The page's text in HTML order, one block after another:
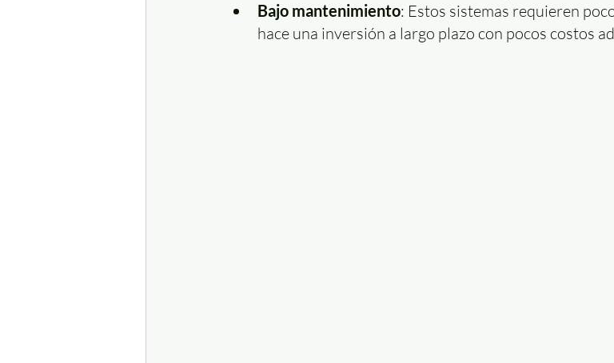
Bajo mantenimiento: Estos sistemas requieren
hace una inversión a largo plazo con pocos costos